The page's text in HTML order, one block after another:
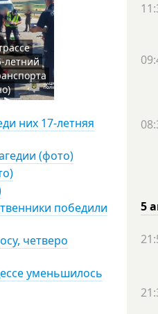
летний
них 17-летняя
(фото)
победили
четверо
уменьшилось
5